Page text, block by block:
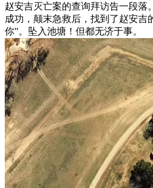
赵安吉灭亡案的查询拜访告一段落
成功，颠末急救后，找到了赵安吉
你”。坠入池塘！但都无济于事。